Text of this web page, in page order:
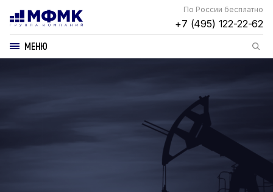
По России бесплатно
+7 (495) 122-22-62
МЕНЮ